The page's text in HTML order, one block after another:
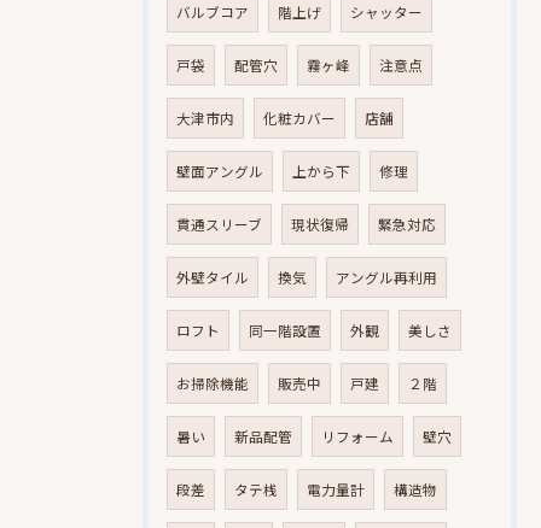
バルブコア 階上げ シャッター
戸袋 配管穴 霧ヶ峰 注意点
大津市内 化粧カバー 店舗
壁面アングル 上から下 修理
貫通スリーブ 現状復帰 緊急対応
外壁タイル 換気 アングル再利用
ロフト 同一階設置 外観 美しさ
お掃除機能 販売中 戸建 ２階
暑い 新品配管 リフォーム 壁穴
段差 タテ桟 電力量計 構造物